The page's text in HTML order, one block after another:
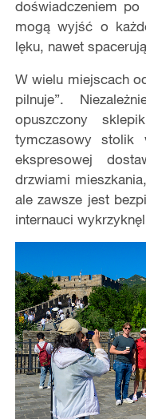
doświadczeniem
mogą wyjść o
lęku, nawet
W wielu miejscach
pilnuje”.
opuszczony
tymczasowy
ekspresowej
drzwiami
ale zawsze jest
internauci